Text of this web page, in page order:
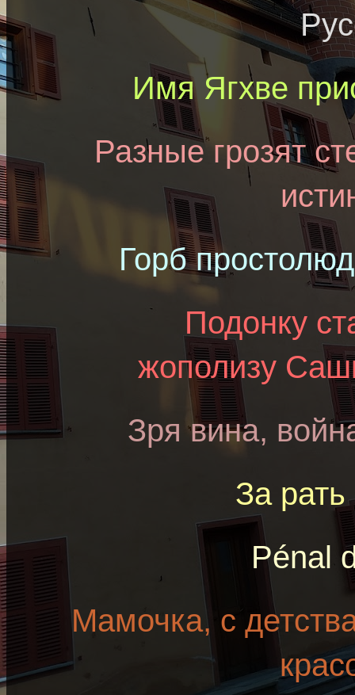
Имя Ягхве
Разные грозят
Горб
Подонку
жополизy
Зря вина,
За рать
Pénal
Мамочка, с